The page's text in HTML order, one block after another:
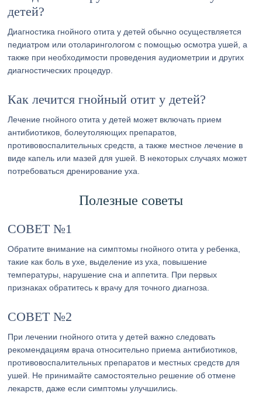
детей?
Диагностика гнойного отита у детей обычно осуществляется
педиатром или отоларингологом с помощью осмотра ушей, а
также при необходимости проведения аудиометрии и других
диагностических процедур.
Как лечится гнойный отит у детей?
Лечение гнойного отита у детей может включать прием
антибиотиков, болеутоляющих препаратов,
противовоспалительных средств, а также местное лечение в
виде капель или мазей для ушей. В некоторых случаях может
потребоваться дренирование уха.
Полезные советы
СОВЕТ №1
Обратите внимание на симптомы гнойного отита у ребенка,
такие как боль в ухе, выделение из уха, повышение
температуры, нарушение сна и аппетита. При первых
признаках обратитесь к врачу для точного диагноза.
СОВЕТ №2
При лечении гнойного отита у детей важно следовать
рекомендациям врача относительно приема антибиотиков,
противовоспалительных препаратов и местных средств для
ушей. Не принимайте самостоятельно решение об отмене
лекарств, даже если симптомы улучшились.